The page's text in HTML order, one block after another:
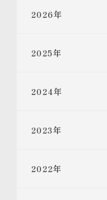
2026年
2025年
2024年
2023年
2022年